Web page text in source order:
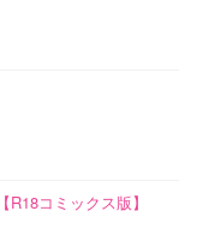
コミックス版】